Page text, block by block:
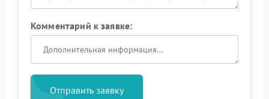
Комментарий к заявке:
Отправить заявку